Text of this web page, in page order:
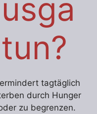
tagtäglich
durch Hunger
zu begrenzen.